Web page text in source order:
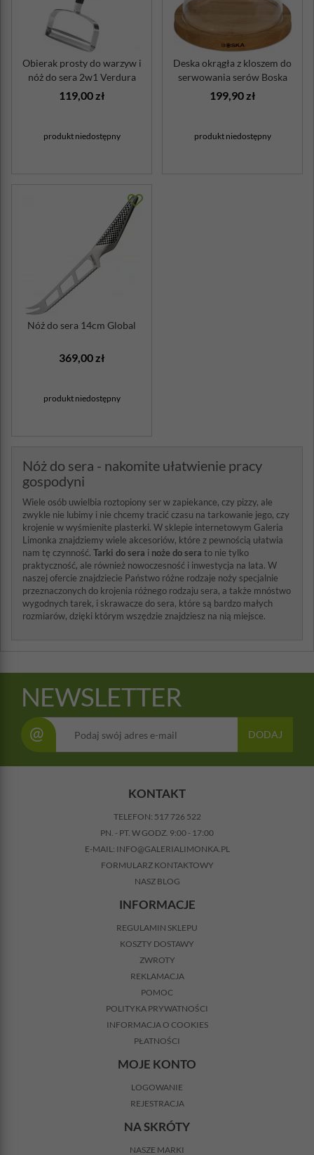
Obierak prosty do warzyw i
nóż do sera 2w1 Verdura
Gefu
119,00 zł
produkt niedostępny
Deska okrągła z kloszem do
serwowania serów Boska
199,90 zł
produkt niedostępny
Nóż do sera 14cm Global
369,00 zł
produkt niedostępny
Nóż do sera - nakomite ułatwienie pracy
gospodyni
Wiele osób uwielbia roztopiony ser w zapiekance, czy pizzy, ale
zwykle nie lubimy i nie chcemy tracić czasu na tarkowanie jego, czy
krojenie w wyśmienite plasterki. W sklepie internetowym Galeria
Limonka znajdziemy wiele akcesoriów, które z pewnością ułatwia
nam tę czynność. Tarki do sera i noże do sera to nie tylko
praktyczność, ale również nowoczesność i inwestycja na lata. W
naszej ofercie znajdziecie Państwo różne rodzaje noży specjalnie
przeznaczonych do krojenia różnego rodzaju sera, a także mnóstwo
wygodnych tarek, i skrawacze do sera, które są bardzo małych
rozmiarów, dzięki którym wszędzie znajdziesz na nią miejsce.
NEWSLETTER
@ DODAJ
KONTAKT
TELEFON: 517 726 522
PN. - PT. W GODZ. 9:00 - 17:00
E-MAIL: INFO@GALERIALIMONKA.PL
FORMULARZ KONTAKTOWY
NASZ BLOG
INFORMACJE
REGULAMIN SKLEPU
KOSZTY DOSTAWY
ZWROTY
REKLAMACJA
POMOC
POLITYKA PRYWATNOŚCI
INFORMACJA O COOKIES
PŁATNOŚCI
MOJE KONTO
LOGOWANIE
REJESTRACJA
NA SKRÓTY
NASZE MARKI